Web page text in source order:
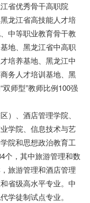
省优秀骨干高职院
龙江省高技能人才培
中等职业教育骨干教
地、黑龙江省中高职
培养基地、黑龙江中
务人才培训基地、黑
师型”教师比例100强
）、酒店管理学院、
学院、信息技术与艺
院和思想政治教育工
个，其中旅游管理和数
旅游管理和酒店管理
省级高水平专业。中
学徒制试点专业。